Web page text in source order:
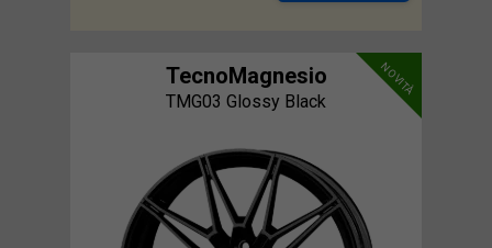
NOVITÀ
TecnoMagnesio
TMG03 Glossy Black